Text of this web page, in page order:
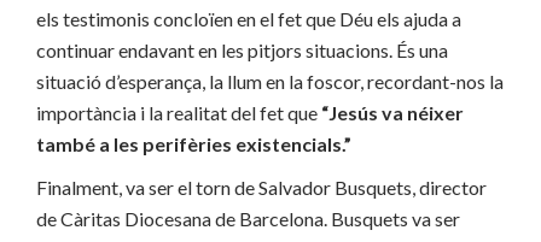
els testimonis concloïen en el fet que Déu els ajuda a
continuar endavant en les pitjors situacions. És una
situació d’esperança, la llum en la foscor, recordant-nos la
importància i la realitat del fet que “Jesús va néixer
també a les perifèries existencials.”
Finalment, va ser el torn de Salvador Busquets, director
de Càritas Diocesana de Barcelona. Busquets va ser